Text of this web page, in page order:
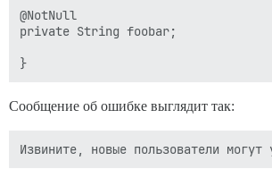
@NotNull
private String foobar;
Сообщение об ошибке выглядит так: